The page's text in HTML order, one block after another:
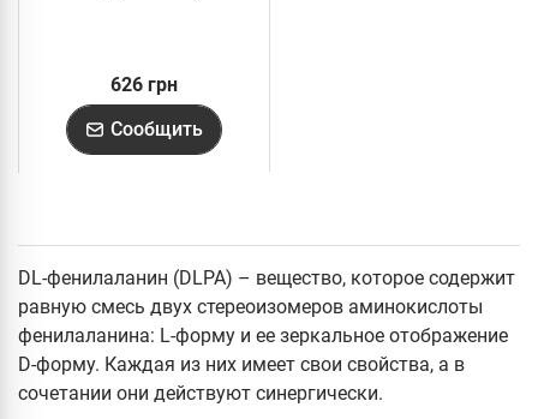
626 грн
Сообщить
DL-фенилаланин (DLPA) – вещество, которое содержит
равную смесь двух стереоизомеров аминокислоты
фенилаланина: L-форму и ее зеркальное отображение
D-форму. Каждая из них имеет свои свойства, а в
сочетании они действуют синергически.